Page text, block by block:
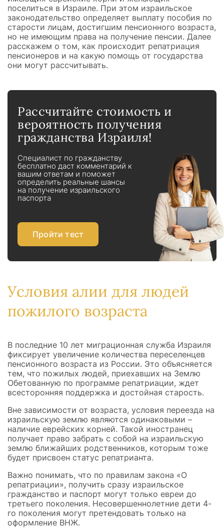
поселиться в Израиле. При этом израильское
законодательство определяет выплату пособия по
старости лицам, достигшим пенсионного возраста,
но не имеющим права на получение пенсии. Далее
расскажем о том, как происходит репатриация
пенсионеров и на какую помощь от государства
они могут рассчитывать.
Рассчитайте стоимость и
вероятность получения
гражданства Израиля!
Специалист по гражданству
бесплатно даст комментарий к
вашим ответам и поможет
определить реальные шансы
на получение израильского
паспорта
Пройти тест
Условия алии для людей
пожилого возраста
В последние 10 лет миграционная служба Израиля
фиксирует увеличение количества переселенцев
пенсионного возраста из России. Это объясняется
тем, что пожилых людей, приехавших на Землю
Обетованную по программе репатриации, ждет
всесторонняя поддержка и достойная старость.
Вне зависимости от возраста, условия переезда на
израильскую землю являются одинаковыми –
наличие еврейских корней. Такой иностранец
получает право забрать с собой на израильскую
землю ближайших родственников, которым тоже
будет присвоен статус репатрианта.
Важно понимать, что по правилам закона «О
репатриации», получить сразу израильское
гражданство и паспорт могут только евреи до
третьего поколения. Несовершеннолетние дети 4-
го поколения могут претендовать только на
оформление ВНЖ.